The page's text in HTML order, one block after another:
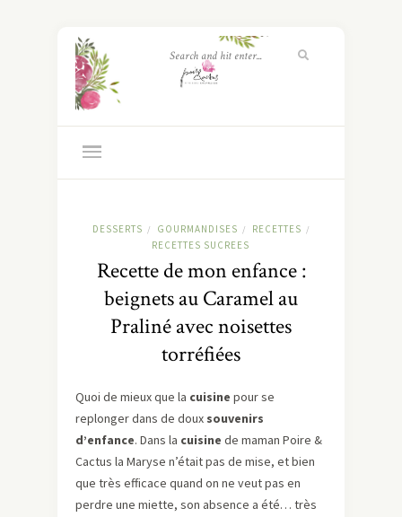
DESSERTS / GOURMANDISES / RECETTES /
RECETTES SUCREES
Recette de mon enfance :
beignets au Caramel au
Praliné avec noisettes
torréfiées
Quoi de mieux que la cuisine pour se
replonger dans de doux souvenirs
d’enfance. Dans la cuisine de maman Poire &
Cactus la Maryse n’était pas de mise, et bien
que très efficace quand on ne veut pas en
perdre une miette, son absence a été… très